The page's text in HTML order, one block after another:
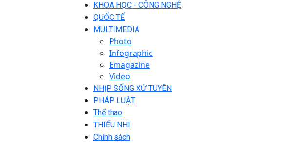
KHOA HỌC - CÔNG NGHỆ
QUỐC TẾ
MULTIMEDIA
Photo
Infographic
Emagazine
Video
NHỊP SỐNG XỨ TUYÊN
PHÁP LUẬT
Thể thao
THIẾU NHI
Chính sách